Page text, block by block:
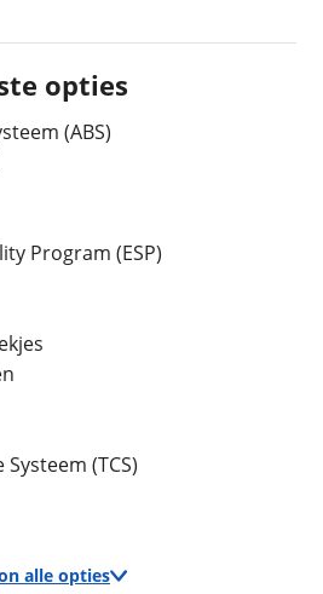
2.969 kg
2.500 kg
750 kg
5
Zwart metallic
opties
(ABS)
Program (ESP)
(TCS)
alle opties
jouw
neemt snel contact met je op
te bepalen.